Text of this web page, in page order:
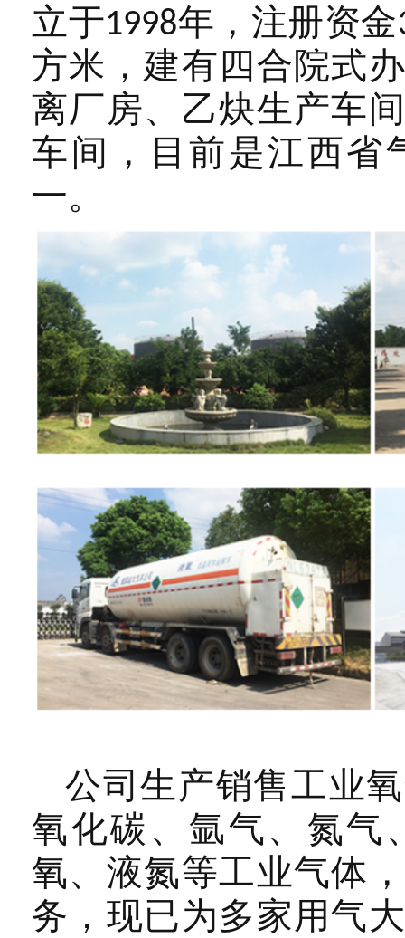
立于1998年，注册资金
方米，建有四合院式
离厂房、乙炔生产车
车间，目前是江西省
一。
公司生产销售工业
氧化碳、氩气、氮气
氧、液氮等工业气体
务，现已为多家用气